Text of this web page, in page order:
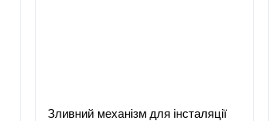
Зливний механізм для інсталяції